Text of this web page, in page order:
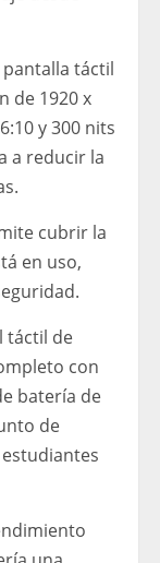
táctil
de 1920 x
y 300 nits
a reducir la
cubrir la
en uso,
táctil de
con
batería de
de